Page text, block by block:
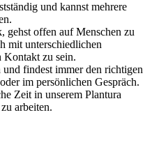
und kannst mehrere
gehst offen auf Menschen zu
mit unterschiedlichen
Kontakt zu sein.
findest immer den richtigen
im persönlichen Gespräch.
Zeit in unserem Plantura
arbeiten.